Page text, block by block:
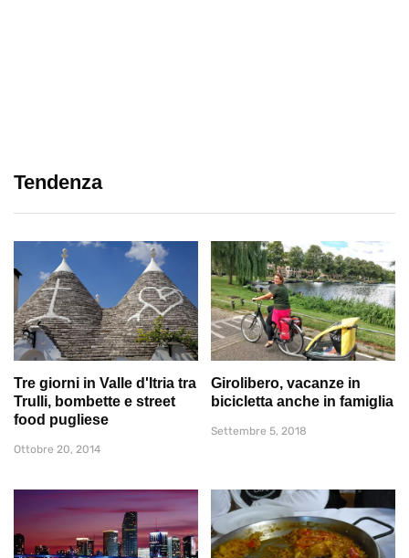
Tendenza
Tre giorni in Valle d'Itria tra
Trulli, bombette e street
food pugliese
Ottobre 20, 2014
Girolibero, vacanze in
bicicletta anche in famiglia
Settembre 5, 2018